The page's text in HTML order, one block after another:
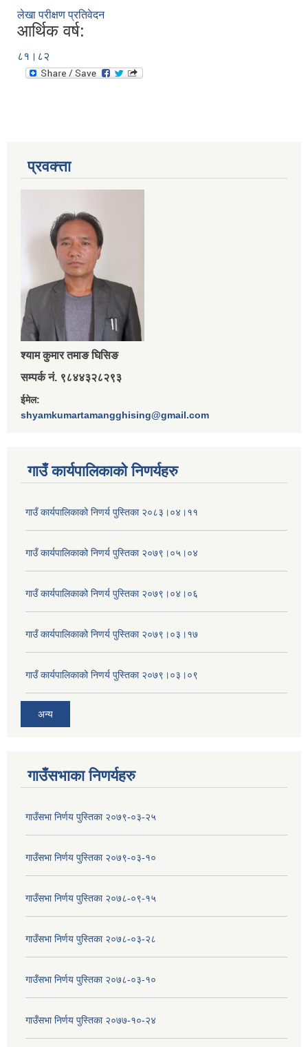
लेखा परीक्षण प्रतिवेदन
आर्थिक वर्ष:
८१।८२
प्रवक्त्ता
श्‍याम कुमार तमाङ घिसिङ
सम्पर्क नं. ९८४४३२८२९३
ईमेल:
shyamkumartamangghising@gmail.com
गाउँ कार्यपालिकाकाे निणर्यहरु
गाउँ कार्यपालिकाको निणर्य पुस्तिका २०८३।०४।११
गाउँ कार्यपालिकाको निणर्य पुस्तिका २०७९।०५।०४
गाउँ कार्यपालिकाको निणर्य पुस्तिका २०७९।०४।०६
गाउँ कार्यपालिकाको निणर्य पुस्तिका २०७९।०३।१७
गाउँ कार्यपालिकाको निणर्य पुस्तिका २०७९।०३।०९
अन्य
गाउँसभाका निणर्यहरु
गाउँसभा निर्णय पुस्तिका २०७९-०३-२५
गाउँसभा निर्णय पुस्तिका २०७९-०३-१०
गाउँसभा निर्णय पुस्तिका २०७८-०९-१५
गाउँसभा निर्णय पुस्तिका २०७८-०३-२८
गाउँसभा निर्णय पुस्तिका २०७८-०३-१०
गाउँसभा निर्णय पुस्तिका २०७७-१०-२४